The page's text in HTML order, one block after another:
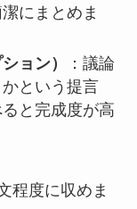
にまとめま
ョン）
：議論
という提言
と完成度が高
程度に収めま